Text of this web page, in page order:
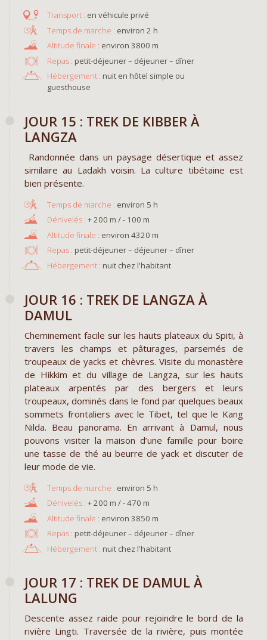
en véhicule privé
environ 2 h
environ 3800 m
Repas : petit-déjeuner – déjeuner – dîner
Hébergement : nuit en hôtel simple ou
guesthouse
JOUR 15 : TREK DE KIBBER À
LANGZA
Randonnée dans un paysage désertique et assez
similaire au Ladakh voisin. La culture tibétaine est
bien présente.
environ 5 h
+ 200 m / - 100 m
environ 4320 m
Repas : petit-déjeuner – déjeuner – dîner
Hébergement : nuit chez l'habitant
JOUR 16 : TREK DE LANGZA À
DAMUL
Cheminement facile sur les hauts plateaux du Spiti, à
travers les champs et pâturages, parsemés de
troupeaux de yacks et chèvres. Visite du monastère
de Hikkim et du village de Langza, sur les hauts
plateaux arpentés par des bergers et leurs
troupeaux, dominés dans le fond par quelques beaux
sommets frontaliers avec le Tibet, tel que le Kang
Nilda. Beau panorama. En arrivant à Damul, nous
pouvons visiter la maison d’une famille pour boire
une tasse de thé au beurre de yack et discuter de
leur mode de vie.
environ 5 h
+ 200 m / - 470 m
environ 3850 m
Repas : petit-déjeuner – déjeuner – dîner
Hébergement : nuit chez l'habitant
JOUR 17 : TREK DE DAMUL À
LALUNG
Descente assez raide pour rejoindre le bord de la
rivière Lingti. Traversée de la rivière, puis montée